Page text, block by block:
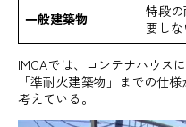
一般建築物
特段
要しな
IMCAでは、コンテナハウス
「準耐火建築物」までの仕
考えている。